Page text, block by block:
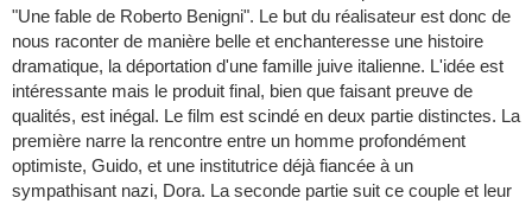
"Une fable de Roberto Benigni". Le but du réalisateur est donc de
nous raconter de manière belle et enchanteresse une histoire
dramatique, la déportation d'une famille juive italienne. L'idée est
intéressante mais le produit final, bien que faisant preuve de
qualités, est inégal. Le film est scindé en deux partie distinctes. La
première narre la rencontre entre un homme profondément
optimiste, Guido, et une institutrice déjà fiancée à un
sympathisant nazi, Dora. La seconde partie suit ce couple et leur